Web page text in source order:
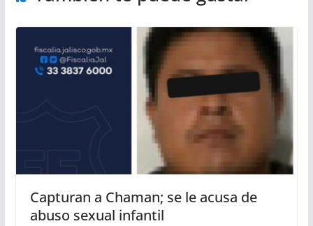
Capturan a Chaman; se le acusa de
abuso sexual infantil